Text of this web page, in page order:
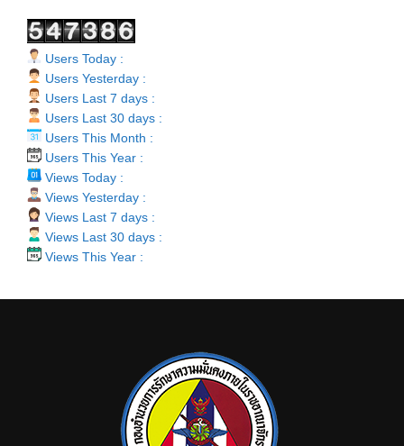
Users Today :
Users Yesterday :
Users Last 7 days :
Users Last 30 days :
Users This Month :
Users This Year :
Views Today :
Views Yesterday :
Views Last 7 days :
Views Last 30 days :
Views This Year :